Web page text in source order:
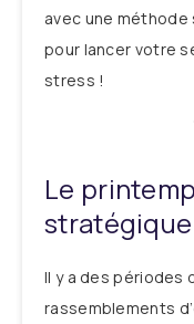
avec une
pour lancer votre
stress !
Le
stratégique
Il y a des périodes
rassemblements